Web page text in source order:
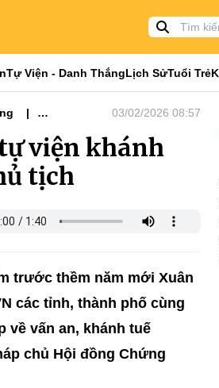
Tự Viện - Danh ThắngLịch SửTuổi Trẻ
03/02/2026 08:57
viện khánh
tịch
trước thềm năm mới Xuân
các tỉnh, thành phố cùng
về vấn an, khánh tuế
chủ Hội đồng Chứng